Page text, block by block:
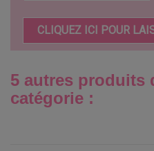
CLIQUEZ ICI POUR
5 autres produits
catégorie :